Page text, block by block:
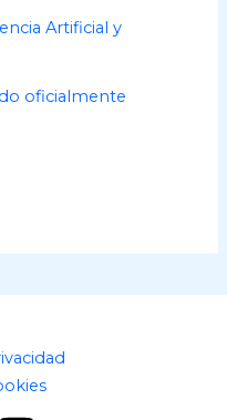
Artificial y
oficialmente